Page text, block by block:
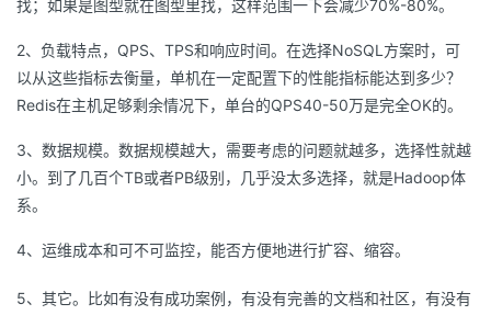
找；如果是图型就在图型里找，这样范围一下会减少70%-80%。
2、负载特点，QPS、TPS和响应时间。在选择NoSQL方案时，可
以从这些指标去衡量，单机在一定配置下的性能指标能达到多少？
Redis在主机足够剩余情况下，单台的QPS40-50万是完全OK的。
3、数据规模。数据规模越大，需要考虑的问题就越多，选择性就越
小。到了几百个TB或者PB级别，几乎没太多选择，就是Hadoop体
系。
4、运维成本和可不可监控，能否方便地进行扩容、缩容。
5、其它。比如有没有成功案例，有没有完善的文档和社区，有没有